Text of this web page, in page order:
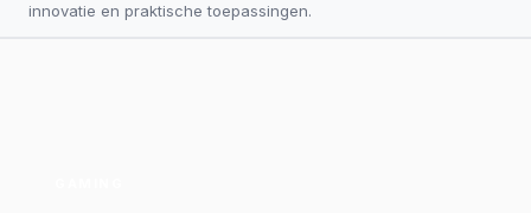
innovatie en praktische toepassingen.